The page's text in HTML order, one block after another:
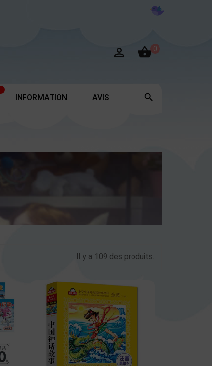
 0
INFORMATION AVIS 
Il y a 109 des produits.